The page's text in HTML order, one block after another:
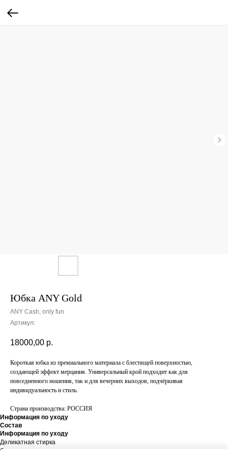
Юбка ANY Gold
ANY Cash, only fun
Артикул:
18000,00 р.
Короткая юбка из премиального материала с блестящей поверхностью,
создающей эффект мерцания. Универсальный крой подходит как для
повседневного ношения, так и для вечерних выходов, подчёркивая
индивидуальность и стиль.
Страна производства: РОССИЯ
Информация по уходу
Состав
Информация по уходу
Деликатная стирка
Состав